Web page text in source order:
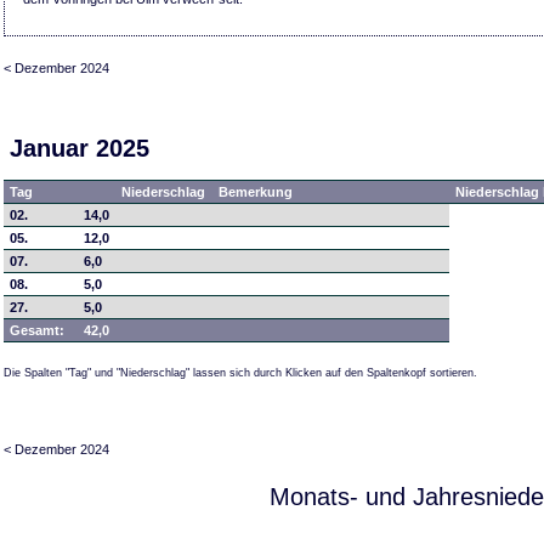
< Dezember 2024
Januar 2025
Tag Niederschlag Bemerkung
02.
14,0
05.
12,0
07.
6,0
08.
5,0
27.
5,0
Gesamt:
42,0
Die Spalten "Tag" und "Niederschlag" lassen sich durch Klicken auf den Spaltenkopf sortieren.
< Dezember 2024
Monats- und